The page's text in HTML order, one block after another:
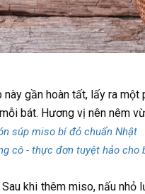
này gần hoàn tất, lấy ra
bát. Hương vị nên nêm
súp miso bí đỏ chuẩn Nhật
cô - thực đơn tuyệt hảo cho
Sau khi thêm miso, nấu nhỏ